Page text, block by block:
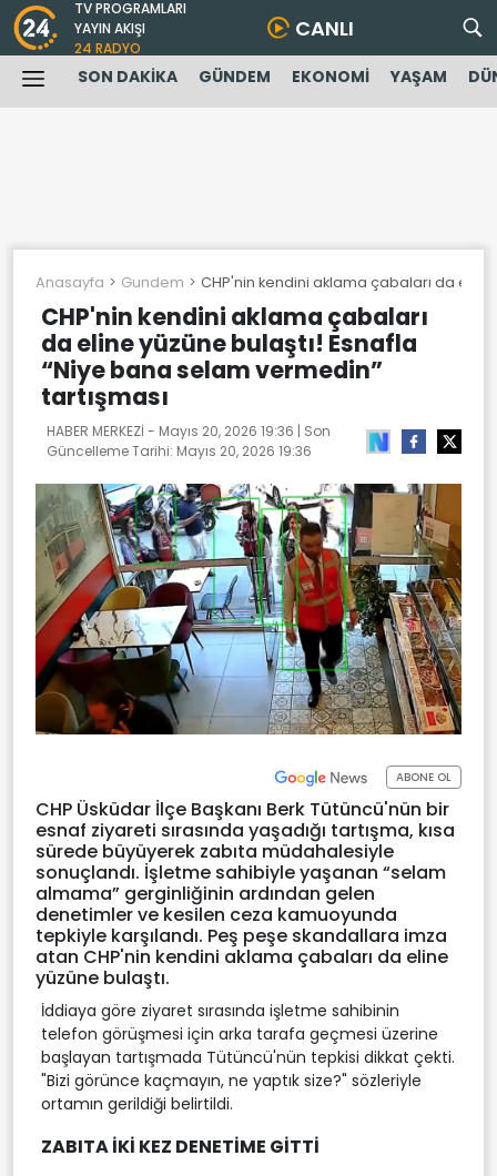
TV PROGRAMLARI
YAYIN AKIŞI
24 RADYO
CANLI
SON DAKİKA GÜNDEM EKONOMİ YAŞAM
Anasayfa Gundem CHP'nin kendini aklama çabaları da eline
CHP'nin kendini aklama çabaları
da eline yüzüne bulaştı! Esnafla
“Niye bana selam vermedin”
tartışması
HABER MERKEZİ - Mayıs 20, 2026 19:36 | Son
Güncelleme Tarihi: Mayıs 20, 2026 19:36
ABONE OL
CHP Üsküdar İlçe Başkanı Berk Tütüncü'nün bir
esnaf ziyareti sırasında yaşadığı tartışma, kısa
sürede büyüyerek zabıta müdahalesiyle
sonuçlandı. İşletme sahibiyle yaşanan “selam
almama” gerginliğinin ardından gelen
denetimler ve kesilen ceza kamuoyunda
tepkiyle karşılandı. Peş peşe skandallara imza
atan CHP'nin kendini aklama çabaları da eline
yüzüne bulaştı.
İddiaya göre ziyaret sırasında işletme sahibinin
telefon görüşmesi için arka tarafa geçmesi üzerine
başlayan tartışmada Tütüncü'nün tepkisi dikkat çekti.
"Bizi görünce kaçmayın, ne yaptık size?" sözleriyle
ortamın gerildiği belirtildi.
ZABITA İKİ KEZ DENETİME GİTTİ